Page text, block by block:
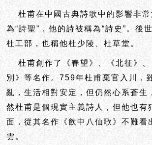
杜甫在中國古典詩歌中的影響非
為“詩聖”，他的詩被稱為“詩史”。後
杜工部，也稱他杜少陵、杜草堂。
杜甫創作了《春望》、《北征》
別》等名作。759年杜甫棄官入川，
亂，生活相對安定，但仍然心系蒼生
然杜甫是個現實主義詩人，但他也有
面，從其名作《飲中八仙歌》不難看
雲。